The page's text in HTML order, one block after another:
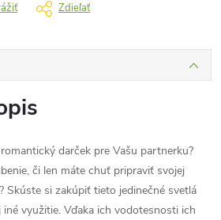
Zdieľať
darček pre Vašu partnerku?
či len máte chuť pripraviť svojej
Skúste si zakúpiť tieto jedinečné svetlá
využitie. Vďaka ich vodotesnosti ich